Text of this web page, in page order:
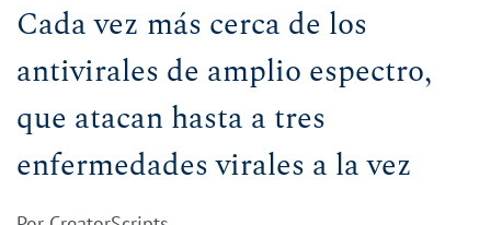
Cada vez más cerca de los
antivirales de amplio espectro,
que atacan hasta a tres
enfermedades virales a la vez